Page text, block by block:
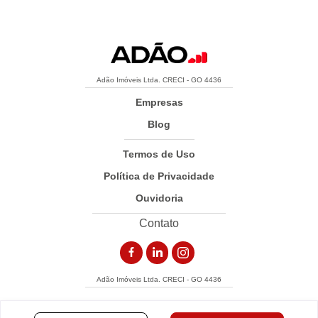
Adão Imóveis Ltda. CRECI - GO 4436
Empresas
Blog
Termos de Uso
Política de Privacidade
Ouvidoria
Contato
Adão Imóveis Ltda. CRECI - GO 4436